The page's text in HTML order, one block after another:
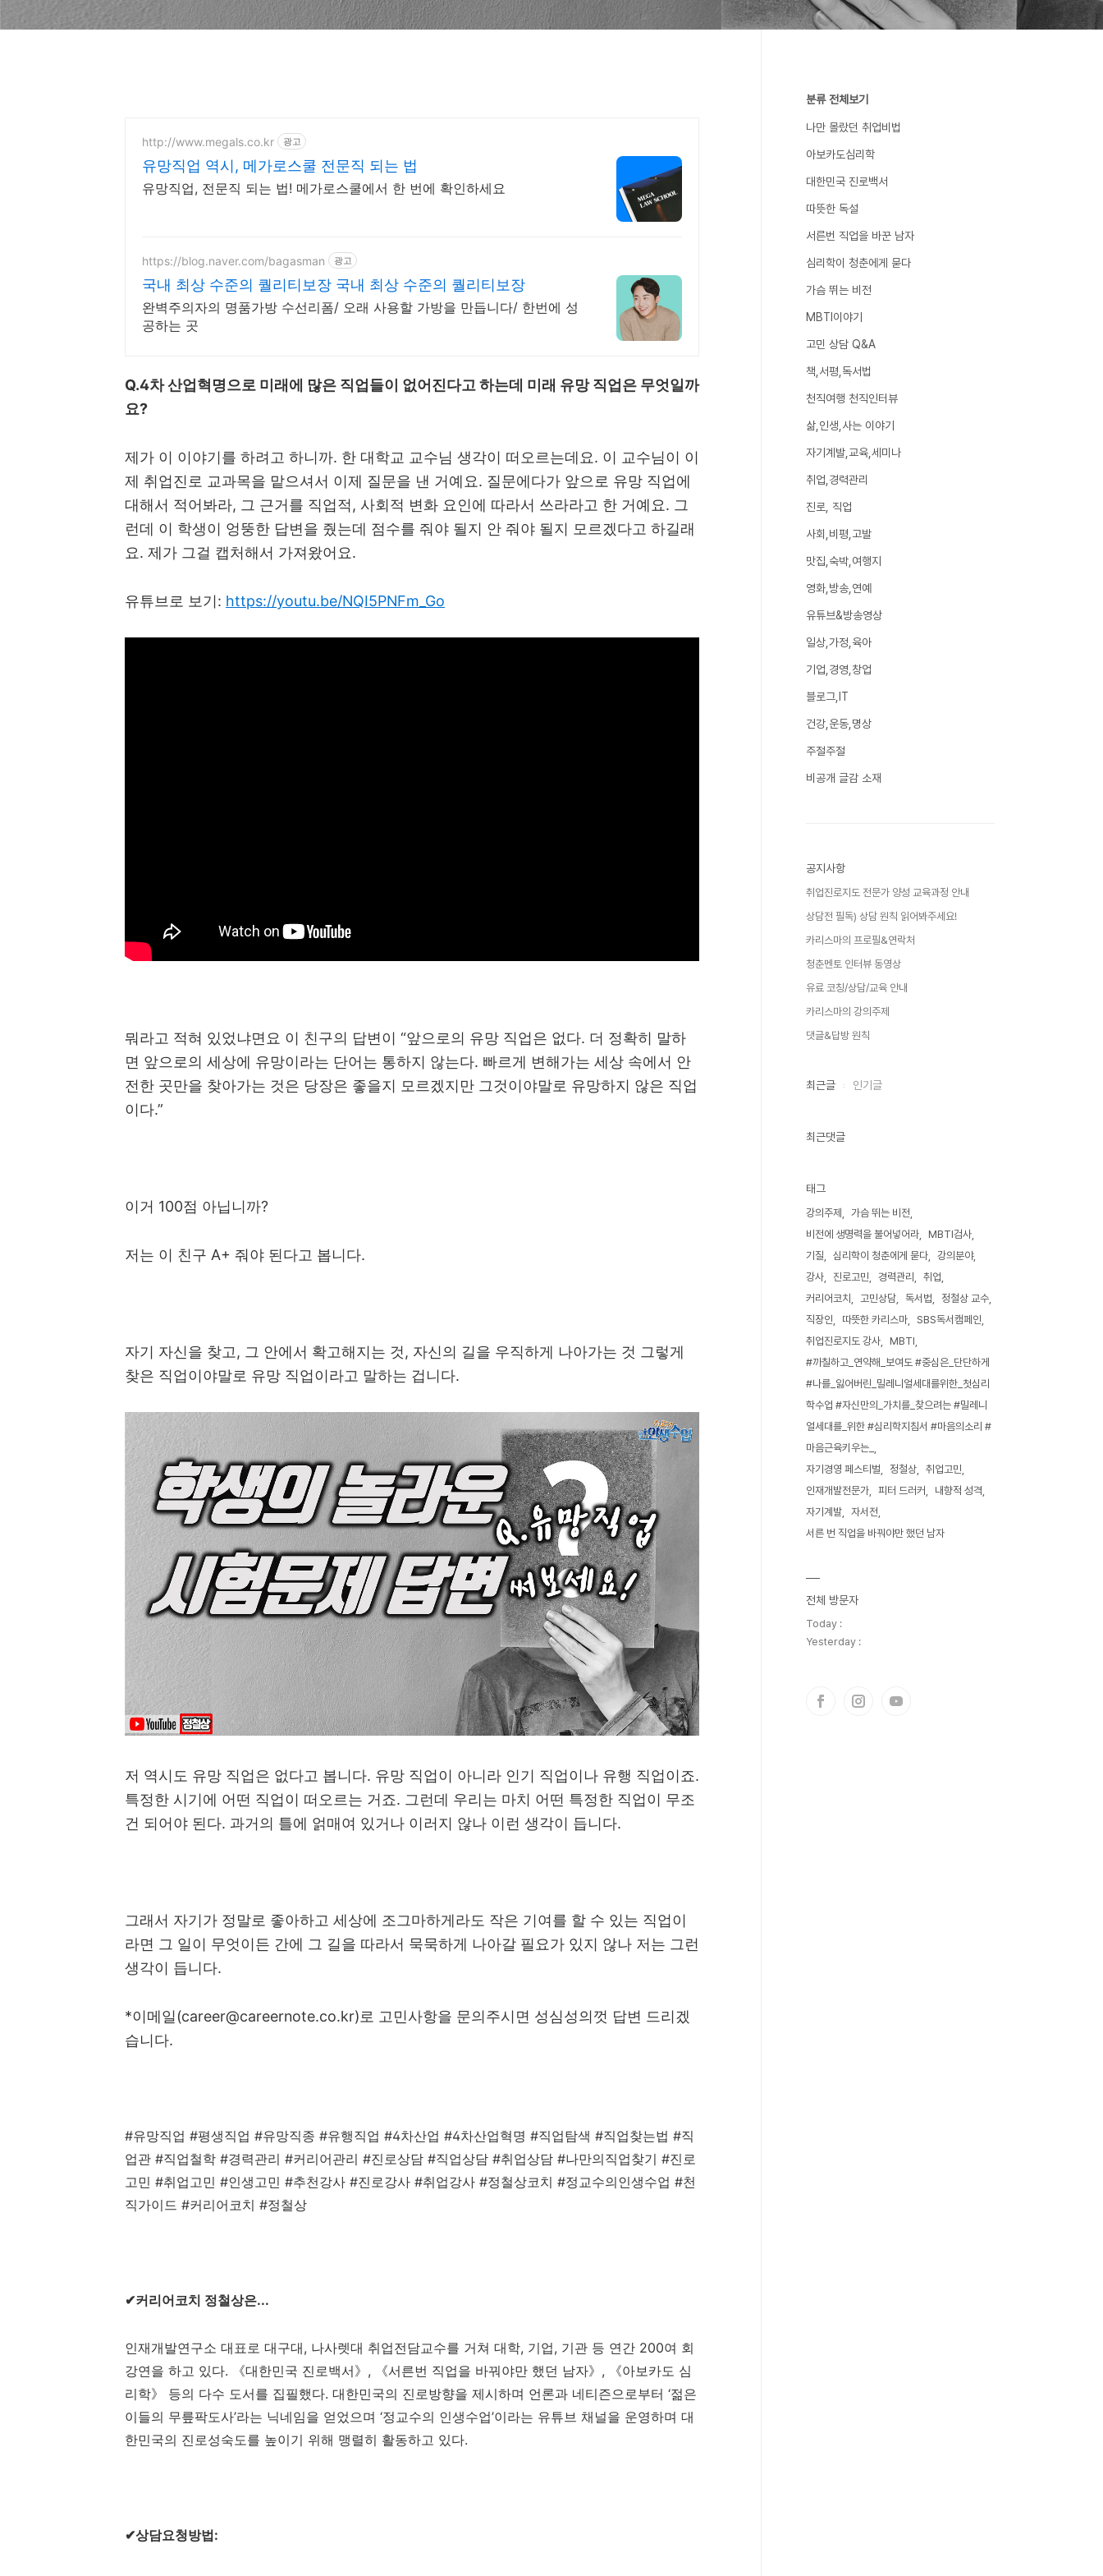
http://www.megals.co.kr 광고
유망직업 역시, 메가로스쿨 전문직 되는 법
유망직업, 전문직 되는 법! 메가로스쿨에서 한 번에 확인하세요
https://blog.naver.com/bagasman 광고
국내 최상 수준의 퀄리티보장 국내 최상 수준의 퀄리티보장
완벽주의자의 명품가방 수선리폼/ 오래 사용할 가방을 만듭니다/ 한번에 성
공하는 곳
Q.4차 산업혁명으로 미래에 많은 직업들이 없어진다고 하는데 미래 유망 직업은 무엇일까
요?
제가 이 이야기를 하려고 하니까. 한 대학교 교수님 생각이 떠오르는데요. 이 교수님이 이
제 취업진로 교과목을 맡으셔서 이제 질문을 낸 거예요. 질문에다가 앞으로 유망 직업에
대해서 적어봐라, 그 근거를 직업적, 사회적 변화 요인에 따라서 쓰라라고 한 거예요. 그
런데 이 학생이 엉뚱한 답변을 줬는데 점수를 줘야 될지 안 줘야 될지 모르겠다고 하길래
요. 제가 그걸 캡처해서 가져왔어요.
유튜브로 보기: https://youtu.be/NQI5PNFm_Go
뭐라고 적혀 있었냐면요 이 친구의 답변이 “앞으로의 유망 직업은 없다. 더 정확히 말하
면 앞으로의 세상에 유망이라는 단어는 통하지 않는다. 빠르게 변해가는 세상 속에서 안
전한 곳만을 찾아가는 것은 당장은 좋을지 모르겠지만 그것이야말로 유망하지 않은 직업
이다.”
이거 100점 아닙니까?
저는 이 친구 A+ 줘야 된다고 봅니다.
자기 자신을 찾고 , 그 안에서 확고해지는 것, 자신의 길을 우직하게 나아가는 것 그렇게
찾은 직업이야말로 유망 직업이라고 말하는 겁니다.
저 역시도 유망 직업은 없다고 봅니다. 유망 직업이 아니라 인기 직업이나 유행 직업이죠.
특정한 시기에 어떤 직업이 떠오르는 거죠. 그런데 우리는 마치 어떤 특정한 직업이 무조
건 되어야 된다. 과거의 틀에 얽매여 있거나 이러지 않나 이런 생각이 듭니다.
그래서 자기가 정말로 좋아하고 세상에 조그마하게라도 작은 기여를 할 수 있는 직업이
라면 그 일이 무엇이든 간에 그 길을 따라서 묵묵하게 나아갈 필요가 있지 않나 저는 그런
생각이 듭니다.
*이메일(career@careernote.co.kr)로 고민사항을 문의주시면 성심성의껏 답변 드리겠
습니다.
#유망직업 #평생직업 #유망직종 #유행직업 #4차산업 #4차산업혁명 #직업탐색 #직업찾는법 #직
업관 #직업철학 #경력관리 #커리어관리 #진로상담 #직업상담 #취업상담 #나만의직업찾기 #진로
고민 #취업고민 #인생고민 #추천강사 #진로강사 #취업강사 #정철상코치 #정교수의인생수업 #천
직가이드 #커리어코치 #정철상
✔커리어코치 정철상은...
인재개발연구소 대표로 대구대, 나사렛대 취업전담교수를 거쳐 대학, 기업, 기관 등 연간 200여 회
강연을 하고 있다. 《대한민국 진로백서》 , 《서른번 직업을 바꿔야만 했던 남자》 , 《아보카도 심
리학》 등의 다수 도서를 집필했다. 대한민국의 진로방향을 제시하며 언론과 네티즌으로부터 ‘젊은
이들의 무릎팍도사’라는 닉네임을 얻었으며 ‘정교수의 인생수업’이라는 유튜브 채널을 운영하며 대
한민국의 진로성숙도를 높이기 위해 맹렬히 활동하고 있다.
✔상담요청방법:
분류 전체보기
나만 몰랐던 취업비법
아보카도심리학
대한민국 진로백서
따뜻한 독설
서른번 직업을 바꾼 남자
심리학이 청춘에게 묻다
가슴 뛰는 비전
MBTI이야기
고민 상담 Q&A
책,서평,독서법
천직여행 천직인터뷰
삶,인생,사는 이야기
자기계발,교육,세미나
취업,경력관리
진로, 직업
사회,비평,고발
맛집,숙박,여행지
영화,방송,연예
유튜브&방송영상
일상,가정,육아
기업,경영,창업
블로그,IT
건강,운동,명상
주절주절
비공개 글감 소재
공지사항
취업진로지도 전문가 양성 교육과정 안내
상담전 필독) 상담 원칙 읽어봐주세요!
카리스마의 프로필&연락처
청춘멘토 인터뷰 동영상
유료 코칭/상담/교육 안내
카리스마의 강의주제
댓글&답방 원칙
최근글 인기글
최근댓글
태그
강의주제
가슴 뛰는 비전
비전에 생명력을 불어넣어라
MBTI검사
기질
심리학이 청춘에게 묻다
강의분야
강사
진로고민 경력관리
취업
커리어코치
고민상담 독서법
정철상 교수
직장인
따뜻한 카리스마
SBS독서캠페인
취업진로지도 강사
MBTI
#까칠하고_연약해_보여도 #중심은_단단하게
#나를_잃어버린_밀레니얼세대를위한_첫심리
학수업 #자신만의_가치를_찾으려는 #밀레니
얼세대를_위한 #심리학지침서 #마음의소리 #
마음근육키우는_
자기경영 페스티벌
정철상
취업고민
인재개발전문가
피터 드러커
내향적 성격
자기계발
자서전
서른 번 직업을 바꿔야만 했던 남자
전체 방문자
Today :
Yesterday :